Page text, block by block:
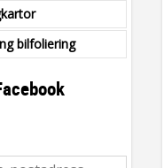
bilfoliering